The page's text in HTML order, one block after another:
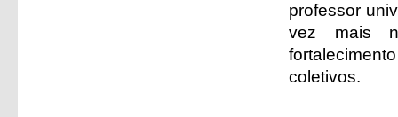
professor
vez mais
coletivos.